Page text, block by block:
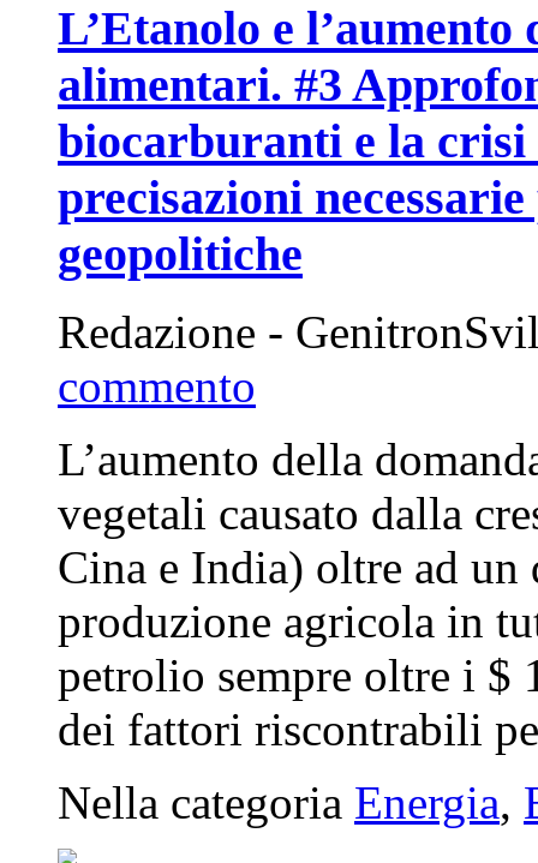
L’Etanolo e
alimentari. #3
biocarburanti e la crisi
precisazioni
geopolitiche
Redazione -
commento
L’aumento della
vegetali causato dalla
Cina e India) oltre ad
produzione agricola in
petrolio sempre oltre i $
dei fattori riscontrabili
Nella categoria Energia,